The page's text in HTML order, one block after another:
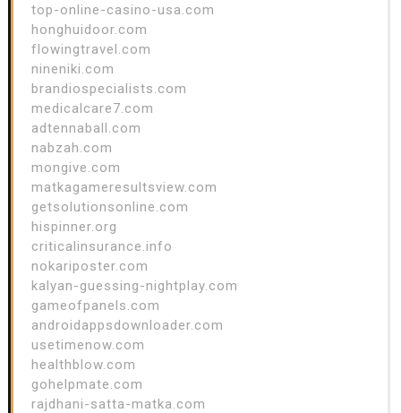
top-online-casino-usa.com
honghuidoor.com
flowingtravel.com
nineniki.com
brandiospecialists.com
medicalcare7.com
adtennaball.com
nabzah.com
mongive.com
matkagameresultsview.com
getsolutionsonline.com
hispinner.org
criticalinsurance.info
nokariposter.com
kalyan-guessing-nightplay.com
gameofpanels.com
androidappsdownloader.com
usetimenow.com
healthblow.com
gohelpmate.com
rajdhani-satta-matka.com